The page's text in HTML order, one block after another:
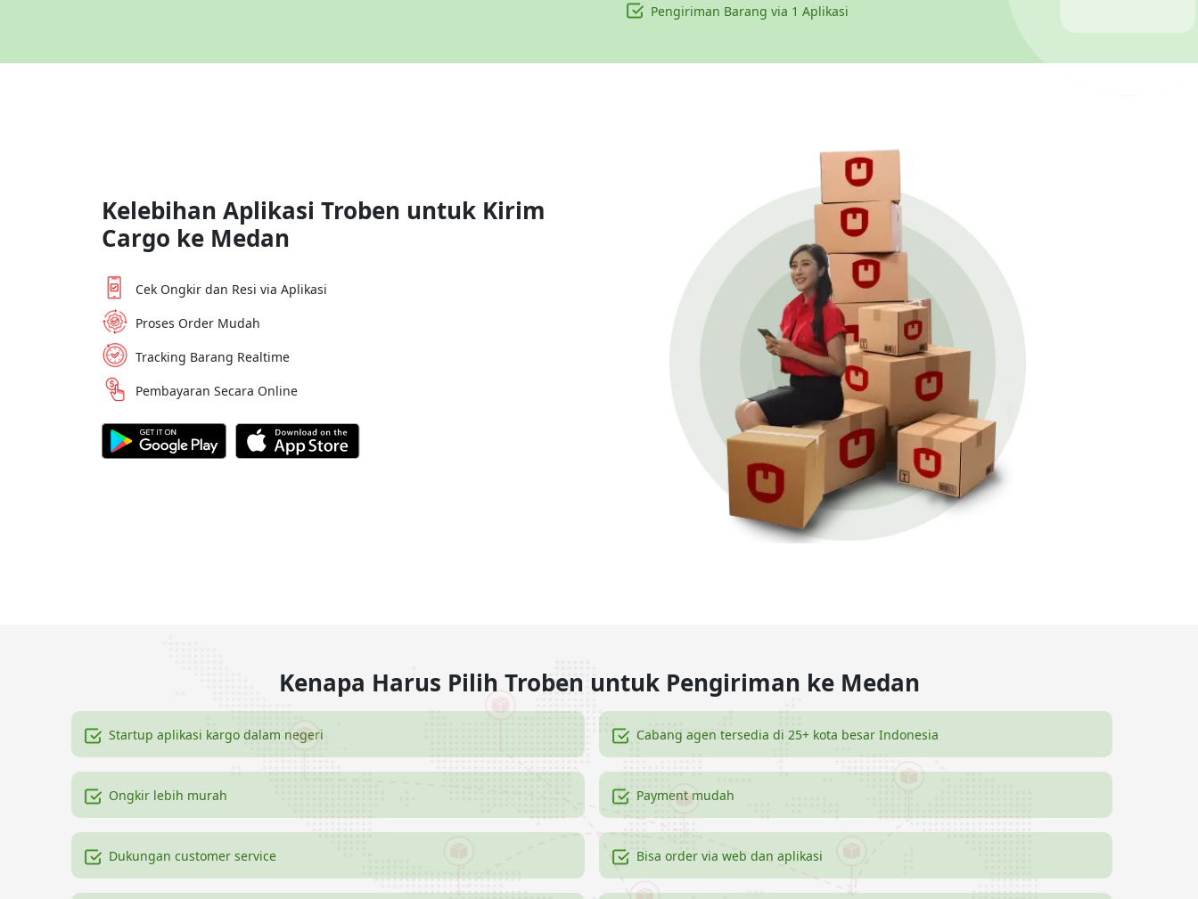
Pengiriman Barang via 1 Aplikasi
Kelebihan Aplikasi Troben untuk Kirim
Cargo ke Medan
Cek Ongkir dan Resi via Aplikasi
Proses Order Mudah
Tracking Barang Realtime
Pembayaran Secara Online
Kenapa Harus Pilih Troben untuk Pengiriman ke Medan
Startup aplikasi kargo dalam negeri Cabang agen tersedia di 25+ kota besar Indonesia
Ongkir lebih murah Payment mudah
Dukungan customer service Bisa order via web dan aplikasi